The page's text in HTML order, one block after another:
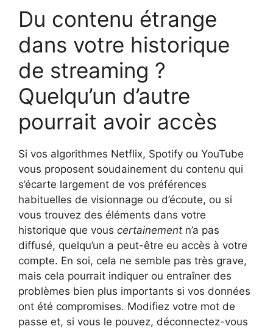
Du contenu étrange
dans votre historique
de streaming ?
Quelqu’un d’autre
pourrait avoir accès
Si vos algorithmes Netflix, Spotify ou YouTube
vous proposent soudainement du contenu qui
s’écarte largement de vos préférences
habituelles de visionnage ou d’écoute, ou si
vous trouvez des éléments dans votre
historique que vous certainement n’a pas
diffusé, quelqu’un a peut-être eu accès à votre
compte. En soi, cela ne semble pas très grave,
mais cela pourrait indiquer ou entraîner des
problèmes bien plus importants si vos données
ont été compromises. Modifiez votre mot de
passe et, si vous le pouvez, déconnectez-vous